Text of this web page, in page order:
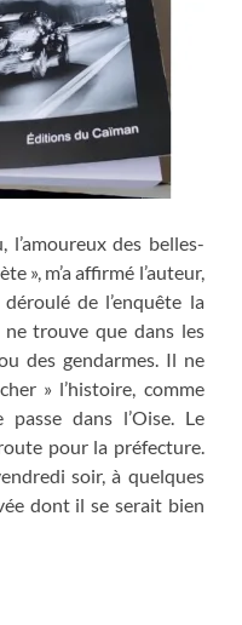
l’amoureux des belles-
», m’a affirmé l’auteur,
de l’enquête la
trouve que dans les
des gendarmes. Il ne
» l’histoire, comme
dans l’Oise. Le
pour la préfecture.
soir, à quelques
dont il se serait bien